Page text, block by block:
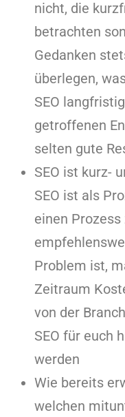
nicht, die
betrachten
Gedanken
überlegen,
SEO
getroffenen
selten gute
SEO ist kurz-
SEO ist als
einen
Problem ist,
Zeitraum
von der
SEO für euch
werden
Wie bereits
welchen